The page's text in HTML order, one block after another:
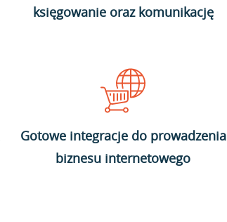
księgowanie oraz komunikację
Gotowe integracje do prowadzenia
biznesu internetowego